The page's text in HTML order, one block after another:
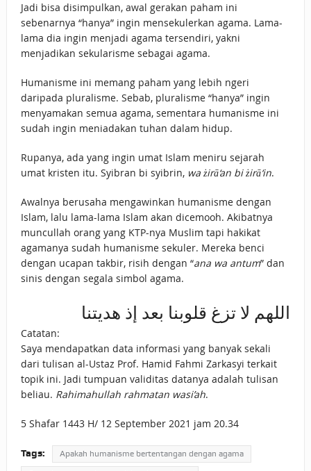
Jadi bisa disimpulkan, awal gerakan paham ini
sebenarnya “hanya” ingin mensekulerkan agama. Lama-
lama dia ingin menjadi agama tersendiri, yakni
menjadikan sekularisme sebagai agama.
Humanisme ini memang paham yang lebih ngeri
daripada pluralisme. Sebab, pluralisme “hanya” ingin
menyamakan semua agama, sementara humanisme ini
sudah ingin meniadakan tuhan dalam hidup.
Rupanya, ada yang ingin umat Islam meniru sejarah
umat kristen itu. Syibran bi syibrin, wa żirā‘an bi żirā‘in.
Awalnya berusaha mengawinkan humanisme dengan
Islam, lalu lama-lama Islam akan dicemooh. Akibatnya
muncullah orang yang KTP-nya Muslim tapi hakikat
agamanya sudah humanisme sekuler. Mereka benci
dengan ucapan takbir, risih dengan “ana wa antum” dan
sinis dengan segala simbol agama.
اللهم لا تزغ قلوبنا بعد إذ هديتنا
Catatan:
Saya mendapatkan data informasi yang banyak sekali
dari tulisan al-Ustaz Prof. Hamid Fahmi Zarkasyi terkait
topik ini. Jadi tumpuan validitas datanya adalah tulisan
beliau. Rahimahullah rahmatan wasi’ah.
5 Shafar 1443 H/ 12 September 2021 jam 20.34
Tags: Apakah humanisme bertentangan dengan agama